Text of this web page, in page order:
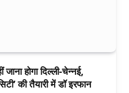
होगा दिल्ली-चेन्नई,
की तैयारी में डॉ इरफान